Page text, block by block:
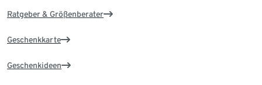
Ratgeber & Größenberater
Geschenkkarte
Geschenkideen